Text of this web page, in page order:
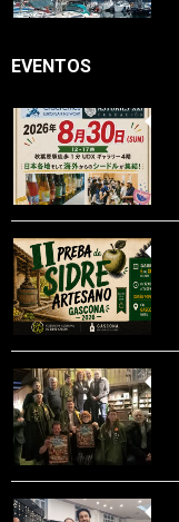
EVENTOS